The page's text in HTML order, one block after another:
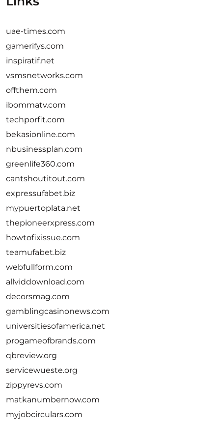
uae-times.com
gamerifys.com
inspiratif.net
vsmsnetworks.com
offthem.com
ibommatv.com
techporfit.com
bekasionline.com
nbusinessplan.com
greenlife360.com
cantshoutitout.com
expressufabet.biz
mypuertoplata.net
thepioneerxpress.com
howtofixissue.com
teamufabet.biz
webfullform.com
allviddownload.com
decorsmag.com
gamblingcasinonews.com
universitiesofamerica.net
progameofbrands.com
qbreview.org
servicewueste.org
zippyrevs.com
matkanumbernow.com
myjobcirculars.com